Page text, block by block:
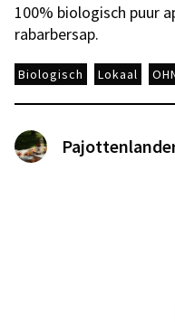
100% biologisch puur
rabarbersap.
Biologisch Lokaal